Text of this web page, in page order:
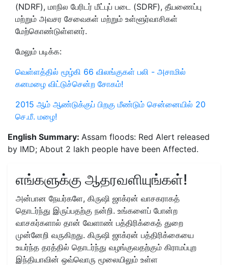
(NDRF), மாநில பேரிடர் மீட்புப் படை (SDRF), தீயணைப்பு
மற்றும் அவசர சேவைகள் மற்றும் உள்ளூர்வாசிகள்
மேற்கொண்டுள்ளனர்.
மேலும் படிக்க:
வெள்ளத்தில் மூழ்கி 66 விலங்குகள் பலி - அசாமில்
கனமழை விட்டுச்சென்ற சோகம்!
2015 ஆம் ஆண்டுக்குப் பிறகு மீண்டும் சென்னையில் 20
செ.மீ. மழை!
English Summary: Assam floods: Red Alert released
by IMD; About 2 lakh people have been Affected.
எங்களுக்கு ஆதரவளியுங்கள்!
அன்பான நேயர்களே, கிருஷி ஜாக்ரன் வாசகராகத்
தொடர்ந்து இருப்பதற்கு நன்றி. உங்களைப் போன்ற
வாசகர்களால் தான் வேளாண் பத்திரிக்கைத் துறை
முன்னேறி வருகிறது. கிருஷி ஜாக்ரன் பத்திரிக்கையை
உயர்ந்த தரத்தில் தொடர்ந்து வழங்குவதற்கும் கிராமப்புற
இந்தியாவின் ஒவ்வொரு மூலையிலும் உள்ள